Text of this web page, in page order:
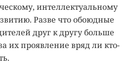
интеллектуальному
Разве что обоюдные
друг к другу больше
их проявление вряд ли кто-